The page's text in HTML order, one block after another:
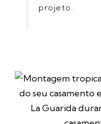
projeto.